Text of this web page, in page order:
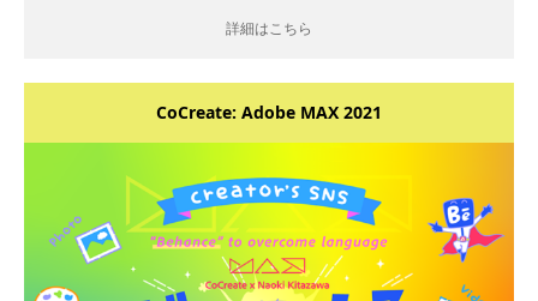
詳細はこちら
CoCreate: Adobe MAX 2021